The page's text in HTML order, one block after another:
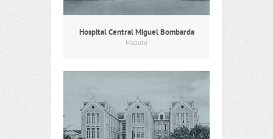
Hospital Central Miguel Bombarda
Maputo